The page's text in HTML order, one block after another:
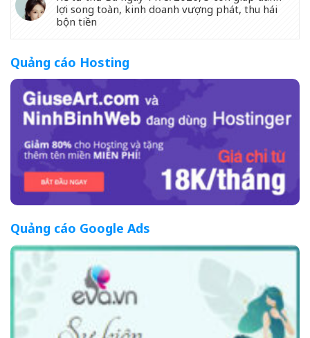
lợi song toàn, kinh doanh vượng phát, thu hái
bộn tiền
Quảng cáo Hosting
Quảng cáo Google Ads